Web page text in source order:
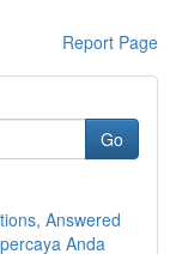
Report Page
Go
Answered
Anda